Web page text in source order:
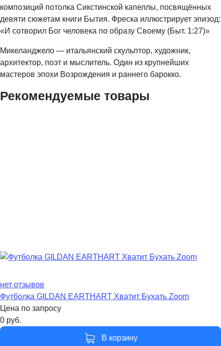
композиций потолка Сикстинской капеллы, посвящённых
девяти сюжетам книги Бытия. Фреска иллюстрирует эпизод:
«И сотворил Бог человека по образу Своему (Быт. 1:27)»
Микеланджело — итальянский скульптор, художник,
архитектор, поэт и мыслитель. Один из крупнейших
мастеров эпохи Возрождения и раннего барокко.
Рекомендуемые товары
нет отзывов
Футболка GILDAN EARTHART Хватит Бухать Zoom
Цена по запросу
0 руб.
В корзину